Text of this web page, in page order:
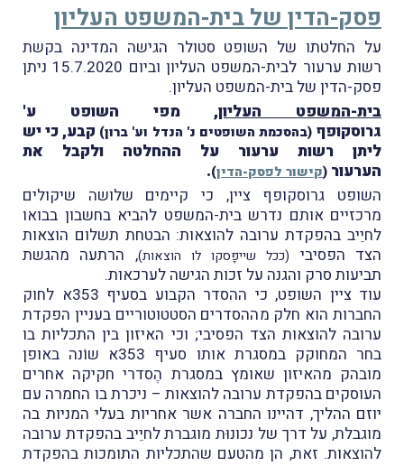
פסק-הדין של בית-המשפט העליון
על החלטתו של השופט סטולר הגישה המדינה בקשת
רשות ערעור לבית-המשפט העליון וביום 15.7.2020 ניתן
פסק-הדין של בית-המשפט העליון.
בית-המשפט העליון, מפי השופט ע'
גרוסקופף(בהסכמת השופטים נ' הנדל וע' ברון) קבע, כי יש
ליתן רשות ערעור על ההחלטה ולקבל את
הערעור (קישור לפסק-הדין)
.
השופט גרוסקופף ציין, כי קיימים שלושה שיקולים
מרכזיים אותם נדרש בית-המשפט להביא בחשבון בבואו
לחיֵיב בהפקדת ערובה להוצאות: הבטחת תשלום הוצאות
הצד הפסיבי
(ככל שייפָּסקו לו הוצאות), הרתעה מהגשת
תביעות סרק והגנה על זכות הגישה לערכאות.
עוד ציין השופט, כי ההסדר הקבוע בסעיף 353א לחוק
החברות הוא חלק מההסדרים הסטטוטוריים בעניין הפקדת
ערובה להוצאות הצד הפסיבי; וכי האיזון בין התכליות בו
בחר המחוקק במסגרת אותו סעיף 353א שוֹנה באופן
מובהק מהאיזון שאומץ במסגרת הֶסדרי חקיקה אחרים
העוסקים בהפקדת ערובה להוצאות – ניכרת בו החמרה עם
יוזם ההליך, דהיינו החברה אשר אחריות בעלי המניות בה
מוגבלת, על דרך של נכונוּת מוגברת לחיֵיב בהפקדת ערובה
להוצאות. זאת, הן מהטעם שהתכליות התומכות בהפקדת